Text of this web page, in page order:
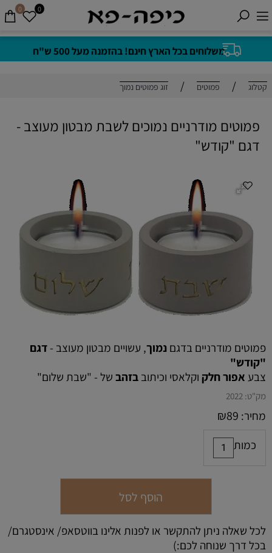
משלוחים בכל הארץ חינם! בהזמנה מעל 500 ש"ח
0 0
קטלוג / פמוטים / זוג פמוטים נמוך
פמוטים מודרניים נמוכים לשבת מבטון מעוצב -
דגם "קודש"
פמוטים מודרניים בדגם נמוך, עשויים מבטון מעוצב - דגם
"קודש"
צבע אפור חלק וקלאסי וכיתוב בזהב של - "שבת שלום"
מק"ט: 2022
מחיר: ₪89
כמות
הוסף לסל
לכל שאלה ניתן להתקשר או לפנות אלינו בווטסאפ/ אינסטגרם/
בכל דרך שנוחה לכם:)